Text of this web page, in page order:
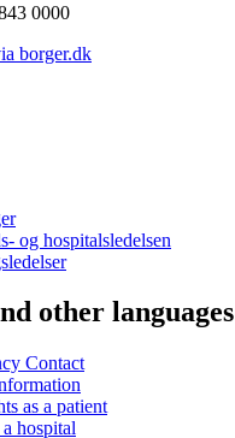
0000
borger.dk
og hospitalsledelsen
other languages
Contact
as a patient
hospital